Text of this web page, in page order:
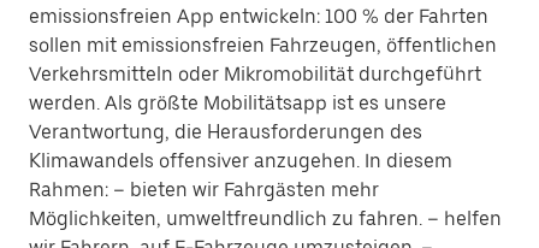
emissionsfreien App entwickeln: 100 % der Fahrten
sollen mit emissionsfreien Fahrzeugen, öffentlichen
Verkehrsmitteln oder Mikromobilität durchgeführt
werden. Als größte Mobilitätsapp ist es unsere
Verantwortung, die Herausforderungen des
Klimawandels offensiver anzugehen. In diesem
Rahmen: – bieten wir Fahrgästen mehr
Möglichkeiten, umweltfreundlich zu fahren. – helfen